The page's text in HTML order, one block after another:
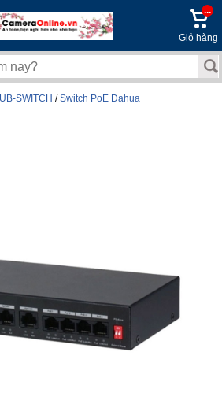
...
Giỏ hàng
SWITCH /Switch PoE Dahua